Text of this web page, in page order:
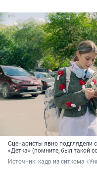
Сценаристы явно подглядели
«Детка» (помните, был такой
Источник: кадр из ситкома